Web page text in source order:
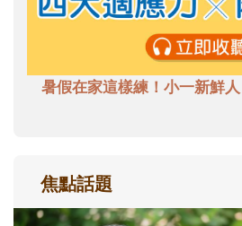
暑假在家這樣練！小一新鮮人
焦點話題